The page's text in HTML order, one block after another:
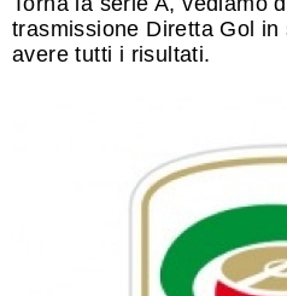
trasmissione Diretta Gol
avere tutti i risultati.